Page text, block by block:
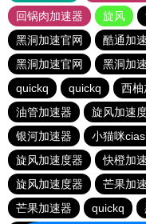
回锅肉加速器
旋风
黑洞加速官网
酷通加
黑洞加速官网
黑洞加
quickq
quickq 西柚
油管加速器
旋风加速
银河加速器
小猫咪
旋风加速度器
快橙加
旋风加速度器
芒果加
芒果加速器
quickq